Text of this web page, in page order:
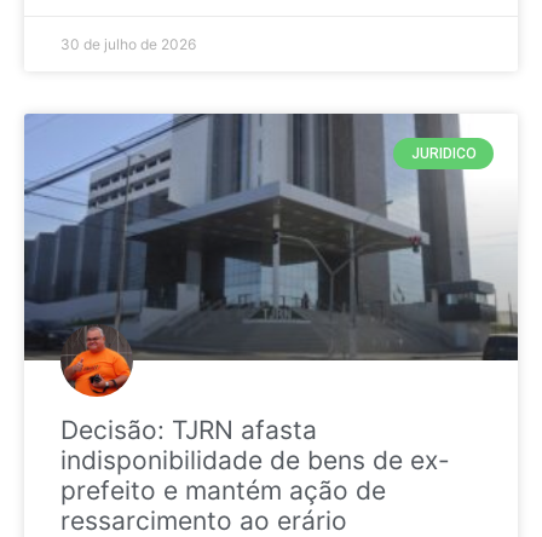
30 de julho de 2026
JURIDICO
Decisão: TJRN afasta
indisponibilidade de bens de ex-
prefeito e mantém ação de
ressarcimento ao erário